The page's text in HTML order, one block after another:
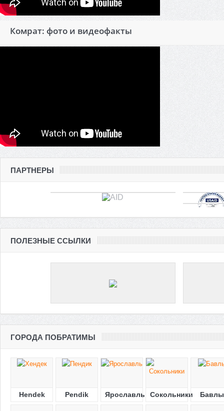
Комрат: фото и видеофакты
ПАРТНЕРЫ
ПОЛЕЗНЫЕ ССЫЛКИ
ГОРОДА ПОБРАТИМЫ
Hendek Pendik Ярославль Сокольники Бавлы